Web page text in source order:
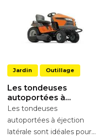
Jardin Outillage
Les tondeuses
autoportées à
éjection latérale
Les tondeuses
autoportées à éjection
latérale sont idéales pour